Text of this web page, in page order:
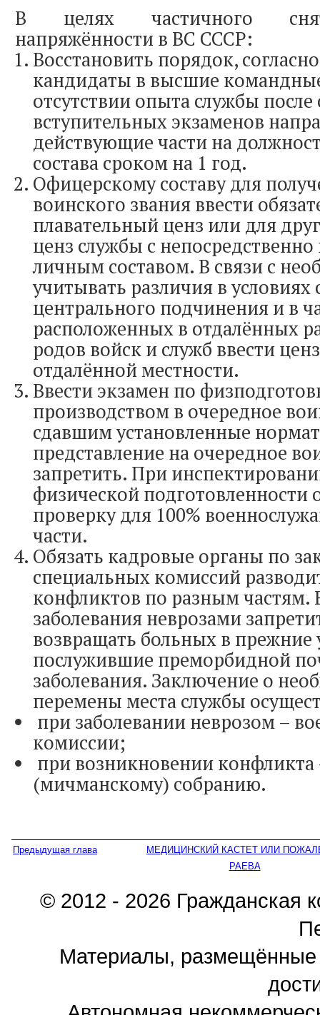
В целях частичного
напряжённости в ВС СССР:
Восстановить порядок,
кандидаты в высшие
отсутствии опыта службы после
вступительных экзаменов
действующие части на
состава сроком на 1 год.
Офицерскому составу для
воинского звания ввести
плавательный ценз или для
ценз службы с
личным составом. В связи с
учитывать различия в условиях
центрального подчинения и в
расположенных в отдалённых
родов войск и служб ввести
отдалённой местности.
Ввести экзамен по
производством в очередное
сдавшим установленные
представление на очередное
запретить. При
физической подготовленности
проверку для 100%
части.
Обязать кадровые органы по
специальных комиссий
конфликтов по разным частям.
заболевания неврозами
возвращать больных в прежние
послужившие преморбидной
заболевания. Заключение о
перемены места службы
при заболевании неврозом –
комиссии;
при возникновении
(мичманскому) собранию.
Предыдущая глава
МЕДИЦИНСКИЙ КАСТЕТ ИЛИ
РАЕВА
© 2012 - 2026 Гражданская
Материалы, размещённые